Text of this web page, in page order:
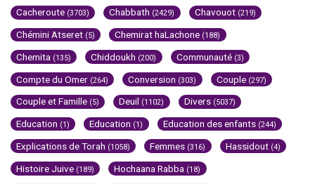
Cacheroute (3703) Chabbath (2429) Chavouot (219)
Chémini Atseret (5) Chemirat haLachone (188)
Chemita (135) Chiddoukh (200) Communauté (3)
Compte du Omer (264) Conversion (303) Couple (297)
Couple et Famille (5) Deuil (1102) Divers (5037)
Education (1) Education (1) Education des enfants (244)
Explications de Torah (1058) Femmes (316) Hassidout (4)
Histoire Juive (189) Hochaana Rabba (18)